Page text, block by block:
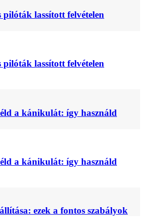
pilóták lassított felvételen
pilóták lassított felvételen
a kánikulát: így használd
a kánikulát: így használd
ezek a fontos szabályok